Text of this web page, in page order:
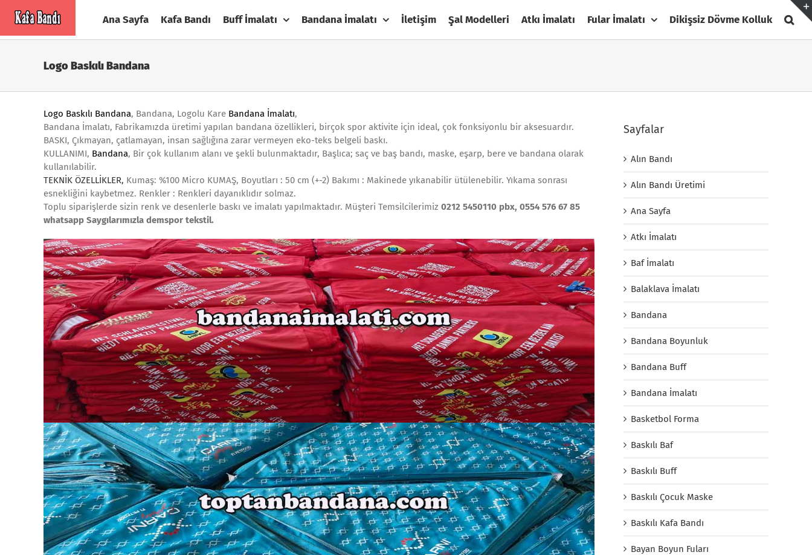
Ana Sayfa Kafa Bandı Buff İmalatı Bandana İmalatı İletişim Şal Modelleri Atkı İmalatı Fular İmalatı Dikişsiz Dövme Kolluk
Logo Baskılı Bandana
Logo Baskılı Bandana, Bandana, Logolu Kare Bandana İmalatı,
Bandana İmalatı, Fabrikamızda üretimi yapılan bandana özellikleri, birçok spor aktivite için ideal, çok fonksiyonlu bir aksesuardır.
BASKI, Çıkmayan, çatlamayan, insan sağlığına zarar vermeyen eko-teks belgeli baskı.
KULLANIMI, Bandana, Bir çok kullanım alanı ve şekli bulunmaktadır, Başlıca; saç ve baş bandı, maske, eşarp, bere ve bandana olarak
kullanılabilir.
TEKNİK ÖZELLİKLER, Kumaş: %100 Micro KUMAŞ, Boyutları : 50 cm (+-2) Bakımı : Makinede yıkanabilir ütülenebilir. Yıkama sonrası
esnekliğini kaybetmez. Renkler : Renkleri dayanıklıdır solmaz.
Toplu siparişlerde sizin renk ve desenlerle baskı ve imalatı yapılmaktadır. Müşteri Temsilcilerimiz 0212 5450110 pbx, 0554 576 67 85
whatsapp Saygılarımızla demspor tekstil.
Sayfalar
Alın Bandı
Alın Bandı Üretimi
Ana Sayfa
Atkı İmalatı
Baf İmalatı
Balaklava İmalatı
Bandana
Bandana Boyunluk
Bandana Buff
Bandana İmalatı
Basketbol Forma
Baskılı Baf
Baskılı Buff
Baskılı Çocuk Maske
Baskılı Kafa Bandı
Bayan Boyun Fuları